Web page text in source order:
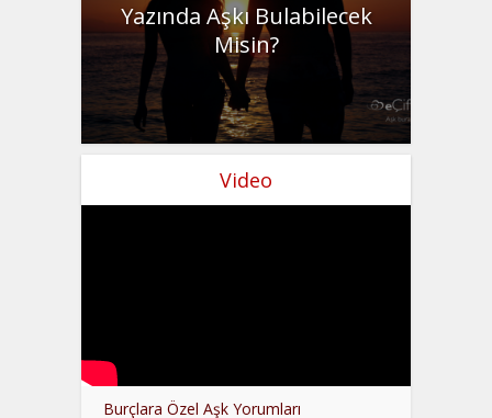
Yazında Aşkı Bulabilecek
Misin?
Video
Burçlara Özel Aşk Yorumları